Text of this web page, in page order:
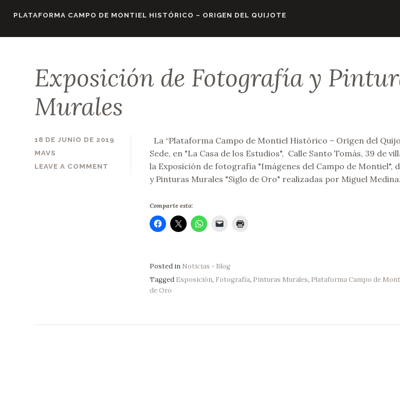
PLATAFORMA CAMPO DE MONTIEL HISTÓRICO – ORIGEN DEL QUIJOTE
Exposición de Fotografía y
Murales
18 DE JUNIO DE 2019
MAVS
LEAVE A COMMENT
La “Plataforma Campo de Montiel Histórico – Origen del
Sede, en "La Casa de los Estudios", Calle Santo Tomás, 39 de
la Exposición de fotografía "Imágenes del Campo de Montiel",
y Pinturas Murales "Siglo de Oro" realizadas por Miguel
Comparte esto:
Posted in Noticias - Blog
Tagged Esposición, Fotografía, Pinturas Murales, Plataforma Campo de
de Oro